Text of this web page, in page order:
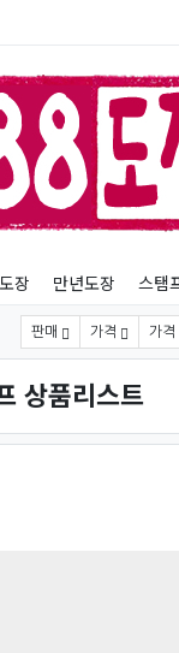
장 만년도장 스탬
판매 가격 가격
상품리스트